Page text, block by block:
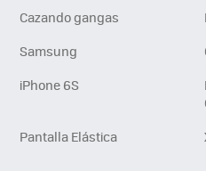
Cazando gangas
Samsung
iPhone 6S
Pantalla Elástica